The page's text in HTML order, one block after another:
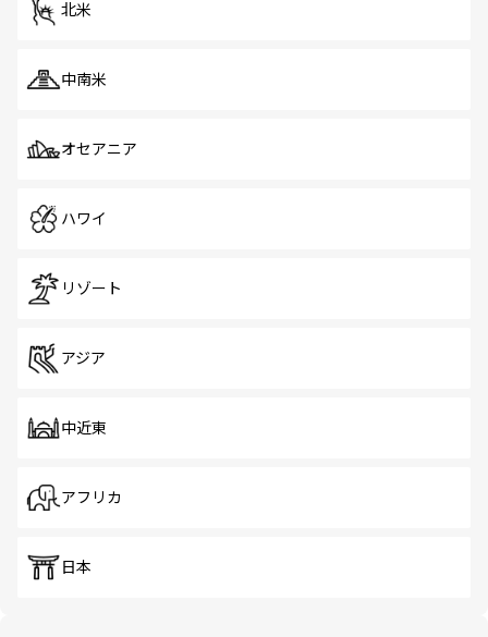
北米
中南米
オセアニア
ハワイ
リゾート
アジア
中近東
アフリカ
日本